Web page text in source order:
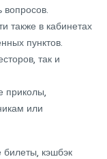
вопросов.
также в кабинетах
пунктов.
так и
приколы,
или
кэшбэк